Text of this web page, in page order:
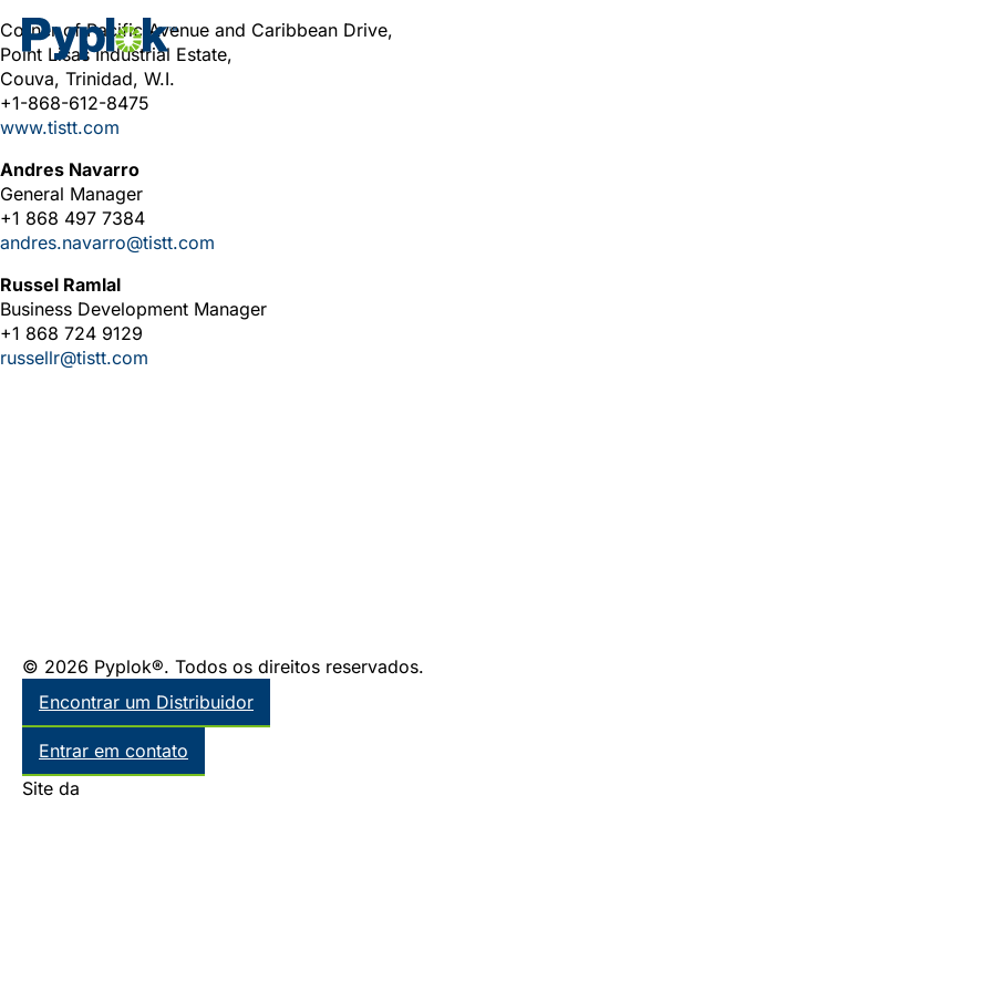
Corner of Pacific Avenue and Caribbean Drive,
Point Lisas Industrial Estate,
Couva, Trinidad, W.I.
+1-868-612-8475
www.tistt.com
Andres Navarro
General Manager
+1 868 497 7384
andres.navarro@tistt.com
Russel Ramlal
Business Development Manager
+1 868 724 9129
russellr@tistt.com
© 2026 Pyplok®. Todos os direitos reservados.
Encontrar um Distribuidor
Entrar em contato
Site da